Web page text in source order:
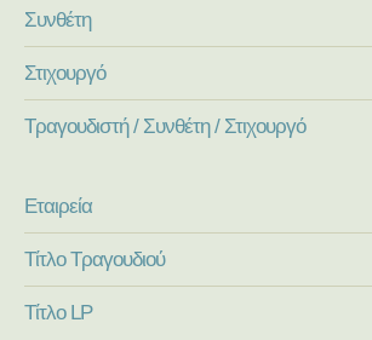
Συνθέτη
Στιχουργό
Τραγουδιστή / Συνθέτη / Στιχουργό
Εταιρεία
Τίτλο Τραγουδιού
Τίτλο LP